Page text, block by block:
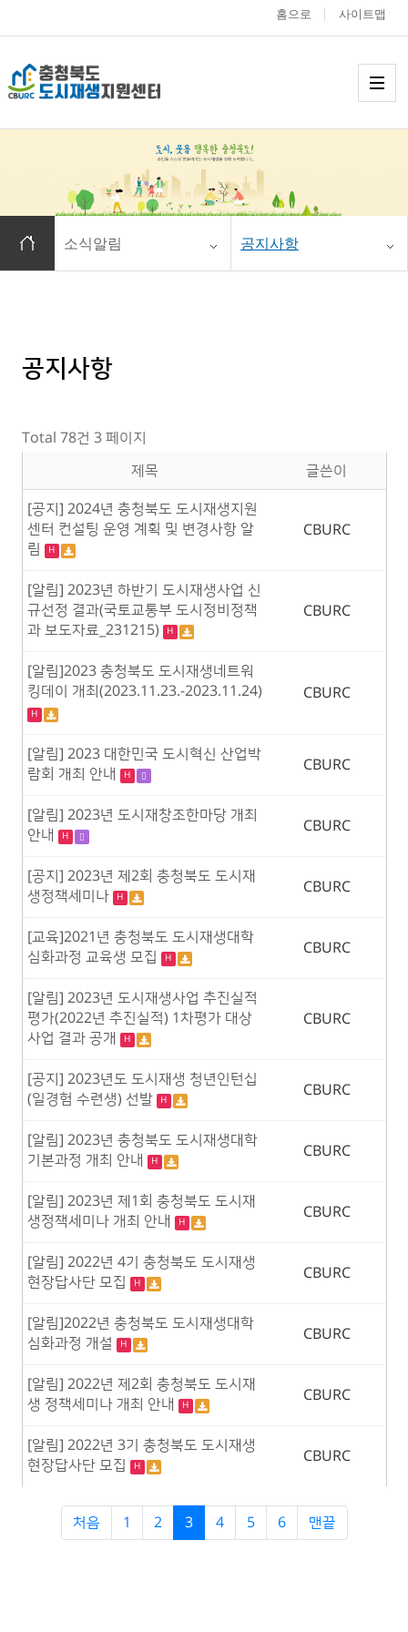
충청북도 도시재
홈으로 사이트맵
홈으로 이동
소식알림 공지사항
공지사항
Total 78건 3 페이지
제목
글쓴이
[공지] 2024년 충청북도 도시재생지원
센터 컨설팅 운영 계획 및 변경사항 알
림
H
CBURC
[알림] 2023년 하반기 도시재생사업 신
규선정 결과(국토교통부 도시정비정책
과 보도자료_231215)
H
CBURC
[알림]2023 충청북도 도시재생네트워
킹데이 개최(2023.11.23.-2023.11.24)
H
CBURC
[알림] 2023 대한민국 도시혁신 산업박
람회 개최 안내
H
CBURC
[알림] 2023년 도시재창조한마당 개최
안내
H
CBURC
[공지] 2023년 제2회 충청북도 도시재
생정책세미나
H
CBURC
[교육]2021년 충청북도 도시재생대학
심화과정 교육생 모집
H
CBURC
[알림] 2023년 도시재생사업 추진실적
평가(2022년 추진실적) 1차평가 대상
사업 결과 공개
H
CBURC
[공지] 2023년도 도시재생 청년인턴십
(일경험 수련생) 선발
H
CBURC
[알림] 2023년 충청북도 도시재생대학
기본과정 개최 안내
H
CBURC
[알림] 2023년 제1회 충청북도 도시재
생정책세미나 개최 안내
H
CBURC
[알림] 2022년 4기 충청북도 도시재생
현장답사단 모집
H
CBURC
[알림]2022년 충청북도 도시재생대학
심화과정 개설
H
CBURC
[알림] 2022년 제2회 충청북도 도시재
생 정책세미나 개최 안내
H
CBURC
[알림] 2022년 3기 충청북도 도시재생
현장답사단 모집
H
CBURC
처음 1 2 3 4 5 6 맨끝